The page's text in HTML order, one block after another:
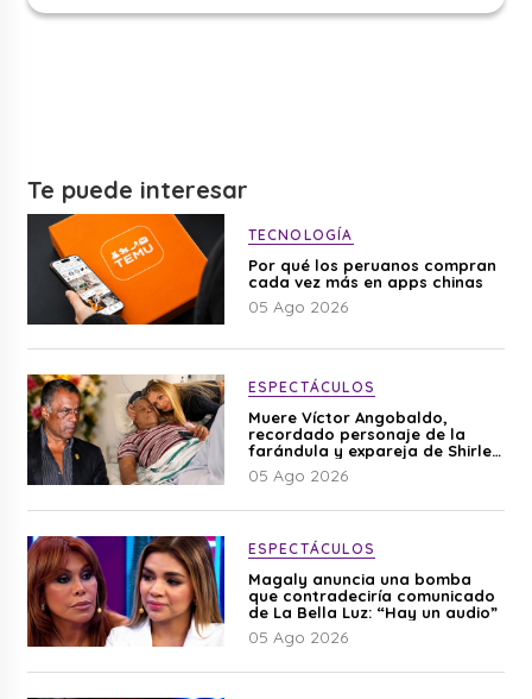
Te puede interesar
TECNOLOGÍA
Por qué los peruanos compran
cada vez más en apps chinas
05 Ago 2026
ESPECTÁCULOS
Muere Víctor Angobaldo,
recordado personaje de la
farándula y expareja de Shirley
Cherres
05 Ago 2026
ESPECTÁCULOS
Magaly anuncia una bomba
que contradeciría comunicado
de La Bella Luz: “Hay un audio”
05 Ago 2026